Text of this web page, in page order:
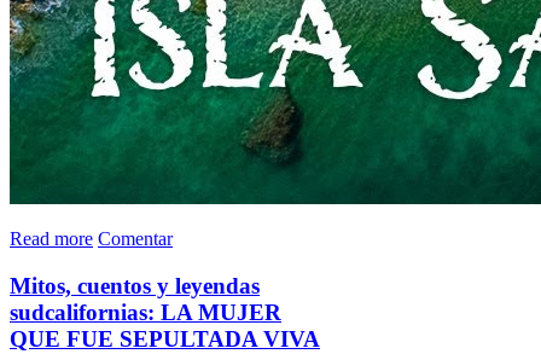
Read more Comentar
Mitos, cuentos y leyendas
sudcalifornias: LA MUJER
QUE FUE SEPULTADA VIVA